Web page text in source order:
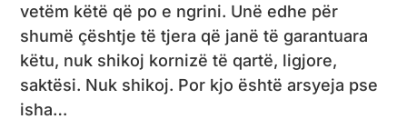
vetëm këtë që po e ngrini. Unë edhe për
shumë çështje të tjera që janë të garantuara
këtu, nuk shikoj kornizë të qartë, ligjore,
saktësi. Nuk shikoj. Por kjo është arsyeja pse
isha…